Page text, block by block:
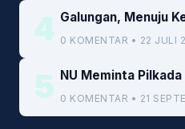
4 Galungan, Menuju
0 KOMENTAR • 22 JULI
5 NU Meminta
0 KOMENTAR • 21